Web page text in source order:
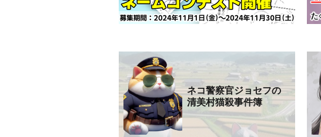
ネコ警察官ジョセフの
清美村猫殺事件簿